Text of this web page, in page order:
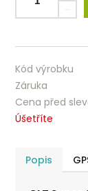
Kód výrobku
Záruka
Cena před
Úšetříte
Popis